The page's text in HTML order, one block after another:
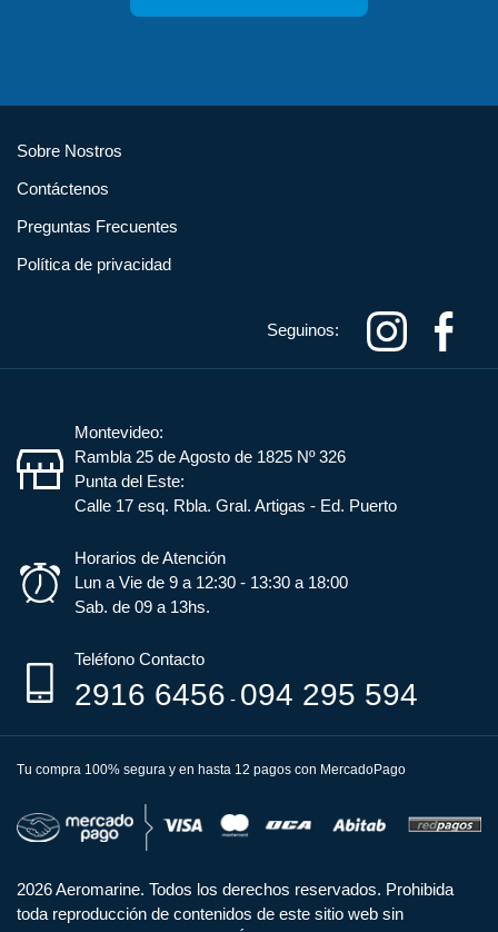
Sobre Nostros
Contáctenos
Preguntas Frecuentes
Política de privacidad
Seguinos:
Montevideo:
Rambla 25 de Agosto de 1825 Nº 326
Punta del Este:
Calle 17 esq. Rbla. Gral. Artigas - Ed. Puerto
Horarios de Atención
Lun a Vie de 9 a 12:30 - 13:30 a 18:00
Sab. de 09 a 13hs.
Teléfono Contacto
2916 6456 - 094 295 594
Tu compra 100% segura y en hasta 12 pagos con MercadoPago
2026 Aeromarine. Todos los derechos reservados. Prohibida
toda reproducción de contenidos de este sitio web sin